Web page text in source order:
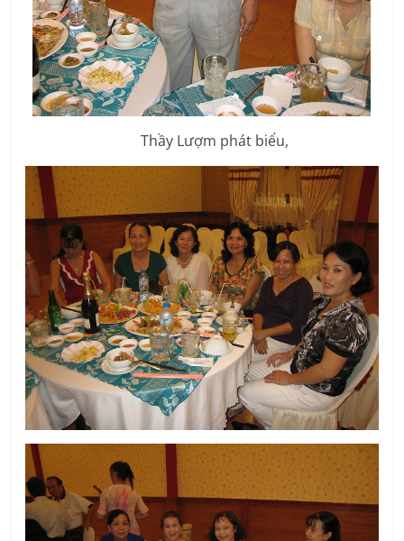
Thầy Lượm phát biểu,